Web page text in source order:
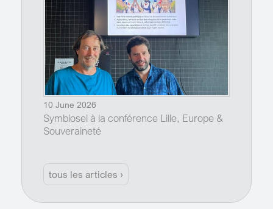
10 June 2026
Symbiosei à la conférence Lille, Europe &
Souveraineté
tous les articles ›